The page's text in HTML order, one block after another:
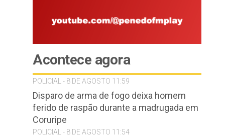
Acontece agora
POLICIAL - 8 DE AGOSTO 11:59
Disparo de arma de fogo deixa homem
ferido de raspão durante a madrugada em
Coruripe
POLICIAL - 8 DE AGOSTO 11:54